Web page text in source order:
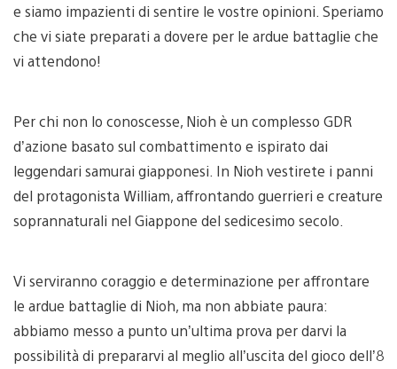
e siamo impazienti di sentire le vostre opinioni. Speriamo
che vi siate preparati a dovere per le ardue battaglie che
vi attendono!
Per chi non lo conoscesse, Nioh è un complesso GDR
d’azione basato sul combattimento e ispirato dai
leggendari samurai giapponesi. In Nioh vestirete i panni
del protagonista William, affrontando guerrieri e creature
soprannaturali nel Giappone del sedicesimo secolo.
Vi serviranno coraggio e determinazione per affrontare
le ardue battaglie di Nioh, ma non abbiate paura:
abbiamo messo a punto un’ultima prova per darvi la
possibilità di prepararvi al meglio all’uscita del gioco dell’8